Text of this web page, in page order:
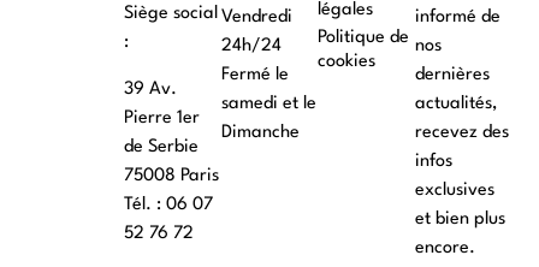
Siège social
:
39 Av.
Pierre 1er
de Serbie
75008 Paris
Tél. : ‭06 07
52 76 72
Vendredi
24h/24
Fermé le
samedi et le
Dimanche
légales
Politique de
cookies
informé de
nos
dernières
actualités,
recevez des
infos
exclusives
et bien plus
encore.